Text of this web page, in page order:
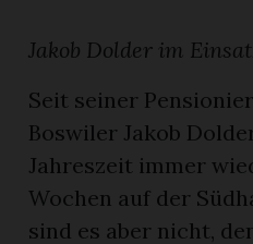
Jakob Dolder im
Seit seiner
Boswiler Jakob
Jahreszeit immer
Wochen auf der
sind es aber nicht,